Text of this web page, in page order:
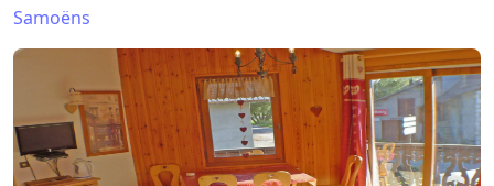
Samoëns